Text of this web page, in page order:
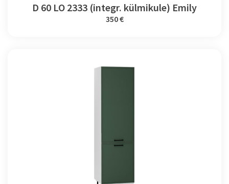
D 60 LO 2333 (integr. külmikule) Emily
350 €